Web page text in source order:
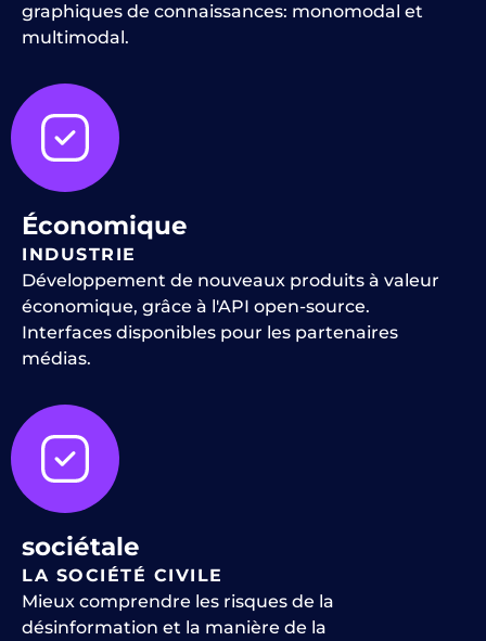
graphiques de connaissances: monomodal et
multimodal.
Économique
INDUSTRIE
Développement de nouveaux produits à valeur
économique, grâce à l'API open-source.
Interfaces disponibles pour les partenaires
médias.
sociétale
LA SOCIÉTÉ CIVILE
Mieux comprendre les risques de la
désinformation et la manière de la